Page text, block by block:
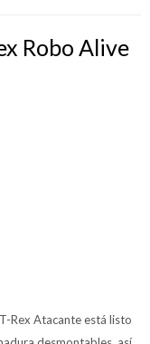
Robo Alive
Rex Atacante está listo